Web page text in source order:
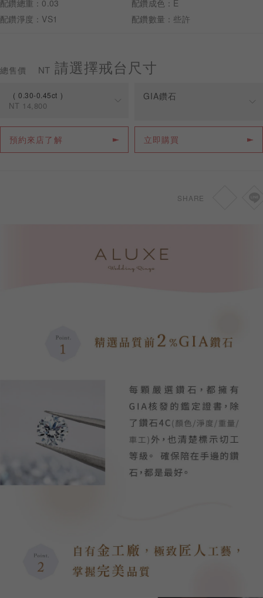
配鑽總重：0.03
配鑽成色：E
配鑽淨度：VS1
配鑽數量：些許
總售價 NT 請選擇戒台尺寸
0.30-0.45ct
NT 14,800
規格 價格
0.30-0.45ct NT 14,800
GIA鑽石
立即購買
預約來店了解
SHARE